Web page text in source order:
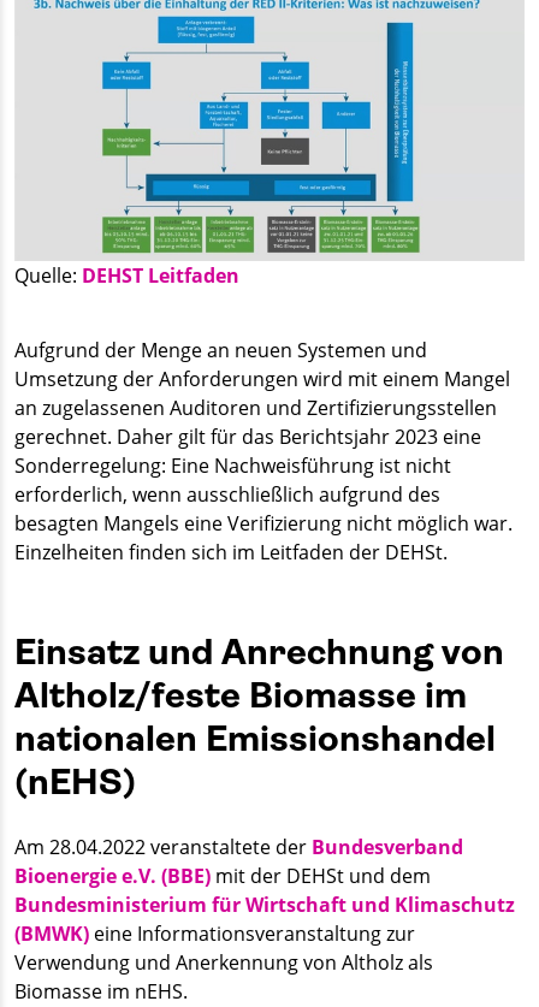
Quelle: DEHST Leitfaden
Aufgrund der Menge an neuen Systemen und
Umsetzung der Anforderungen wird mit einem Mangel
an zugelassenen Auditoren und Zertifizierungsstellen
gerechnet. Daher gilt für das Berichtsjahr 2023 eine
Sonderregelung: Eine Nachweisführung ist nicht
erforderlich, wenn ausschließlich aufgrund des
besagten Mangels eine Verifizierung nicht möglich war.
Einzelheiten finden sich im Leitfaden der DEHSt.
Einsatz und Anrechnung von
Altholz/feste Biomasse im
nationalen Emissionshandel
(nEHS)
Am 28.04.2022 veranstaltete der Bundesverband
Bioenergie e.V. (BBE) mit der DEHSt und dem
Bundesministerium für Wirtschaft und Klimaschutz
(BMWK) eine Informationsveranstaltung zur
Verwendung und Anerkennung von Altholz als
Biomasse im nEHS.